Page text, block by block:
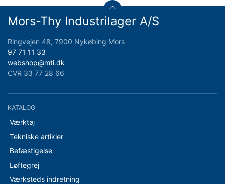
Mors-Thy Industrilager A/S
Ringvejen 48, 7900 Nykøbing Mors
97 71 11 33
webshop@mti.dk
CVR 33 77 28 66
KATALOG
Værktøj
Tekniske artikler
Befæstigelse
Løftegrej
Værksteds indretning